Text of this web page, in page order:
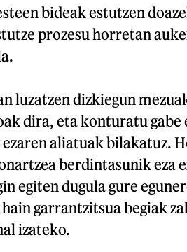
bideak estutzen
prozesu horretan
luzatzen dizkiegun
dira, eta konturatu gabe
aliatuak bilakatuz.
berdintasunik eza
egiten dugula gure
garrantzitsua begiak
izateko.